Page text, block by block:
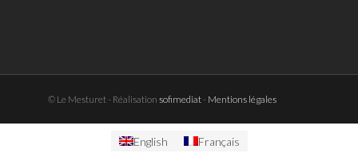
© Le Mesturet - Réalisation sofimediat- Mentions légales
English Français